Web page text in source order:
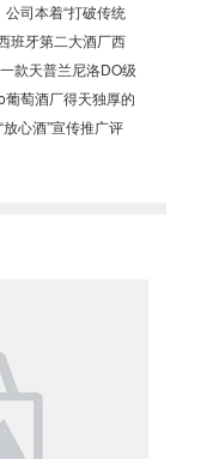
司本着“打破传统
班牙第二大酒厂西
款天普兰尼洛DO级
萄酒厂得天独厚的
心酒”宣传推广评
有信誉和保证。
酒业有限公司与LT